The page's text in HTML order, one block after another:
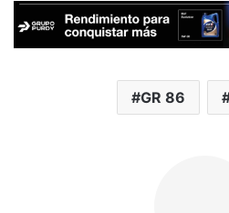
GR 86